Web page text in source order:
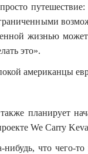
жизнью
это».
планирует
We Сarry
что чего-